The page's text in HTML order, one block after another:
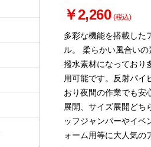
￥2,260 (税込)
多彩な機能を搭載した
ル。 柔らかい風合い
撥水素材になっており
用可能です。反射パイ
おり夜間の作業でも安
展開、サイズ展開どち
ッフジャンパーやイベ
ォーム用等に大人気の